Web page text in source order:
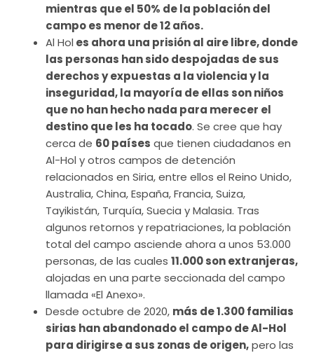
mientras que el 50% de la población del
campo es menor de 12 años.
Al Hol es ahora una prisión al aire libre, donde
las personas han sido despojadas de sus
derechos y expuestas a la violencia y la
inseguridad, la mayoría de ellas son niños
que no han hecho nada para merecer el
destino que les ha tocado. Se cree que hay
cerca de 60 países que tienen ciudadanos en
Al-Hol y otros campos de detención
relacionados en Siria, entre ellos el Reino Unido,
Australia, China, España, Francia, Suiza,
Tayikistán, Turquía, Suecia y Malasia. Tras
algunos retornos y repatriaciones, la población
total del campo asciende ahora a unos 53.000
personas, de las cuales 11.000 son extranjeras,
alojadas en una parte seccionada del campo
llamada «El Anexo».
Desde octubre de 2020, más de 1.300 familias
sirias han abandonado el campo de Al-Hol
para dirigirse a sus zonas de origen,pero las